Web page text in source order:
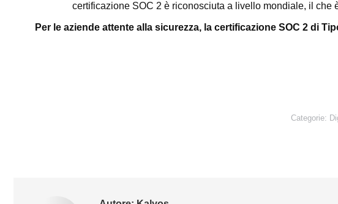
certificazione SOC 2 è riconosciuta a livello mondiale, il
Per le aziende attente alla sicurezza, la certificazione SOC 2 di
Categorie: